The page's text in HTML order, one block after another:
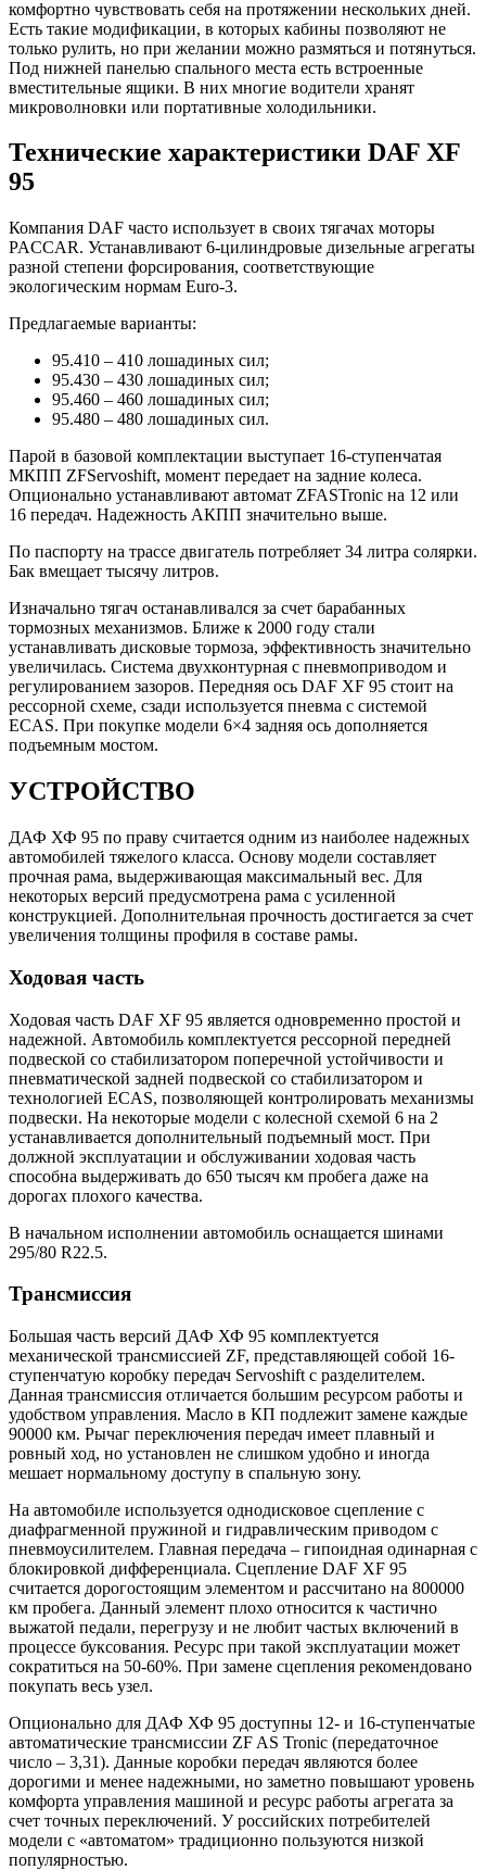
комфортно чувствовать себя на протяжении нескольких дней.
Есть такие модификации, в которых кабины позволяют не
только рулить, но при желании можно размяться и потянуться.
Под нижней панелью спального места есть встроенные
вместительные ящики. В них многие водители хранят
микроволновки или портативные холодильники.
Технические характеристики DAF XF
95
Компания DAF часто использует в своих тягачах моторы
PACCAR. Устанавливают 6-цилиндровые дизельные агрегаты
разной степени форсирования, соответствующие
экологическим нормам Euro-3.
Предлагаемые варианты:
95.410 – 410 лошадиных сил;
95.430 – 430 лошадиных сил;
95.460 – 460 лошадиных сил;
95.480 – 480 лошадиных сил.
Парой в базовой комплектации выступает 16-ступенчатая
МКПП ZFServoshift, момент передает на задние колеса.
Опционально устанавливают автомат ZFASTronic на 12 или
16 передач. Надежность АКПП значительно выше.
По паспорту на трассе двигатель потребляет 34 литра солярки.
Бак вмещает тысячу литров.
Изначально тягач останавливался за счет барабанных
тормозных механизмов. Ближе к 2000 году стали
устанавливать дисковые тормоза, эффективность значительно
увеличилась. Система двухконтурная с пневмоприводом и
регулированием зазоров. Передняя ось DAF XF 95 стоит на
рессорной схеме, сзади используется пневма с системой
ECAS. При покупке модели 6×4 задняя ось дополняется
подъемным мостом.
УСТРОЙСТВО
ДАФ ХФ 95 по праву считается одним из наиболее надежных
автомобилей тяжелого класса. Основу модели составляет
прочная рама, выдерживающая максимальный вес. Для
некоторых версий предусмотрена рама с усиленной
конструкцией. Дополнительная прочность достигается за счет
увеличения толщины профиля в составе рамы.
Ходовая часть
Ходовая часть DAF XF 95 является одновременно простой и
надежной. Автомобиль комплектуется рессорной передней
подвеской со стабилизатором поперечной устойчивости и
пневматической задней подвеской со стабилизатором и
технологией ECAS, позволяющей контролировать механизмы
подвески. На некоторые модели с колесной схемой 6 на 2
устанавливается дополнительный подъемный мост. При
должной эксплуатации и обслуживании ходовая часть
способна выдерживать до 650 тысяч км пробега даже на
дорогах плохого качества.
В начальном исполнении автомобиль оснащается шинами
295/80 R22.5.
Трансмиссия
Большая часть версий ДАФ ХФ 95 комплектуется
механической трансмиссией ZF, представляющей собой 16-
ступенчатую коробку передач Servoshift с разделителем.
Данная трансмиссия отличается большим ресурсом работы и
удобством управления. Масло в КП подлежит замене каждые
90000 км. Рычаг переключения передач имеет плавный и
ровный ход, но установлен не слишком удобно и иногда
мешает нормальному доступу в спальную зону.
На автомобиле используется однодисковое сцепление с
диафрагменной пружиной и гидравлическим приводом с
пневмоусилителем. Главная передача – гипоидная одинарная с
блокировкой дифференциала. Сцепление DAF XF 95
считается дорогостоящим элементом и рассчитано на 800000
км пробега. Данный элемент плохо относится к частично
выжатой педали, перегрузу и не любит частых включений в
процессе буксования. Ресурс при такой эксплуатации может
сократиться на 50-60%. При замене сцепления рекомендовано
покупать весь узел.
Опционально для ДАФ ХФ 95 доступны 12- и 16-ступенчатые
автоматические трансмиссии ZF AS Tronic (передаточное
число – 3,31). Данные коробки передач являются более
дорогими и менее надежными, но заметно повышают уровень
комфорта управления машиной и ресурс работы агрегата за
счет точных переключений. У российских потребителей
модели с «автоматом» традиционно пользуются низкой
популярностью.